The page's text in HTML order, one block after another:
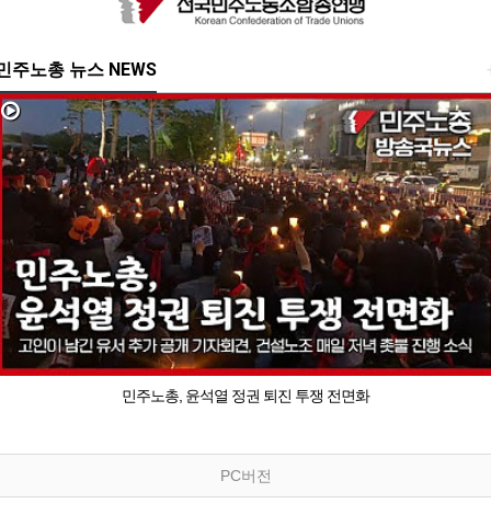
주노총 뉴스 NEWS
민주노총, 윤석열 정권 퇴진 투쟁 전면화
PC버전